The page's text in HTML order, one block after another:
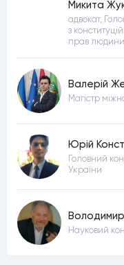
Микита
адвокат,
з
прав людини
Валерій
Магістр
Юрій
Головний
України
Науковий